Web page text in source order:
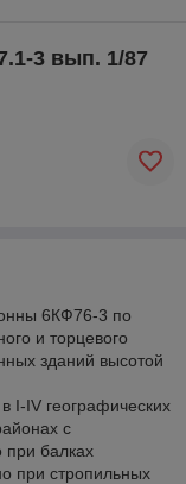
3 вып. 1/87
6КФ76-3 по
и торцевого
зданий высотой
I-IV географических
с
при балках
при стропильных